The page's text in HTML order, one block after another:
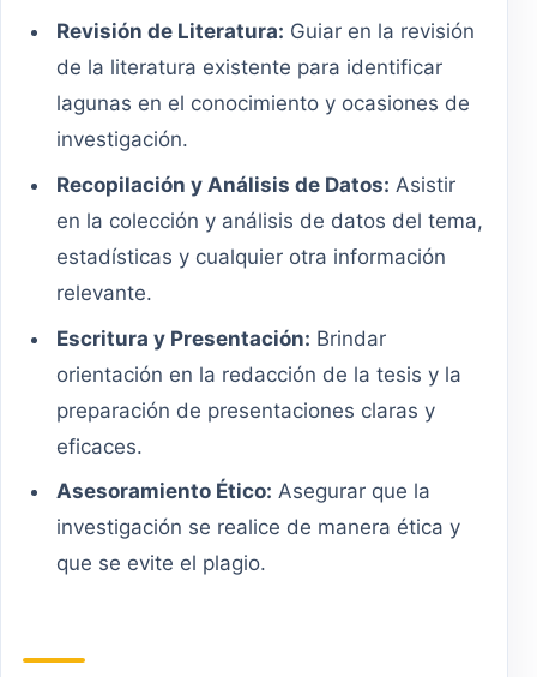
Revisión de Literatura: Guiar en la revisión
de la literatura existente para identificar
lagunas en el conocimiento y ocasiones de
investigación.
Recopilación y Análisis de Datos: Asistir
en la colección y análisis de datos del tema,
estadísticas y cualquier otra información
relevante.
Escritura y Presentación: Brindar
orientación en la redacción de la tesis y la
preparación de presentaciones claras y
eficaces.
Asesoramiento Ético: Asegurar que la
investigación se realice de manera ética y
que se evite el plagio.